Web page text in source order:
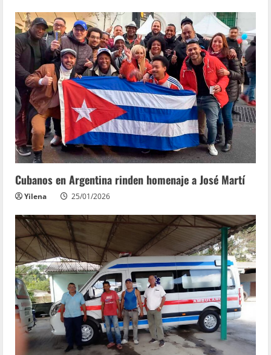
Cubanos en Argentina rinden homenaje a José Martí
Yilena 25/01/2026